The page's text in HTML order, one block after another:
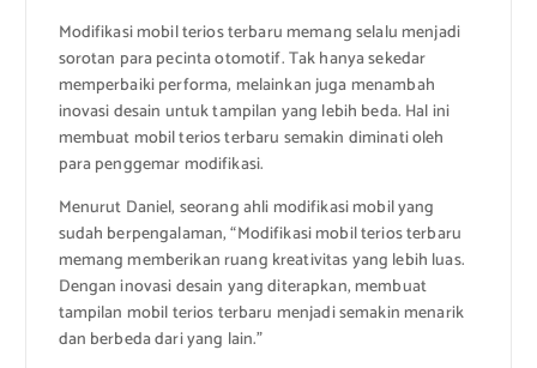
Modifikasi mobil terios terbaru memang selalu menjadi
sorotan para pecinta otomotif. Tak hanya sekedar
memperbaiki performa, melainkan juga menambah
inovasi desain untuk tampilan yang lebih beda. Hal ini
membuat mobil terios terbaru semakin diminati oleh
para penggemar modifikasi.
Menurut Daniel, seorang ahli modifikasi mobil yang
sudah berpengalaman, “Modifikasi mobil terios terbaru
memang memberikan ruang kreativitas yang lebih luas.
Dengan inovasi desain yang diterapkan, membuat
tampilan mobil terios terbaru menjadi semakin menarik
dan berbeda dari yang lain.”